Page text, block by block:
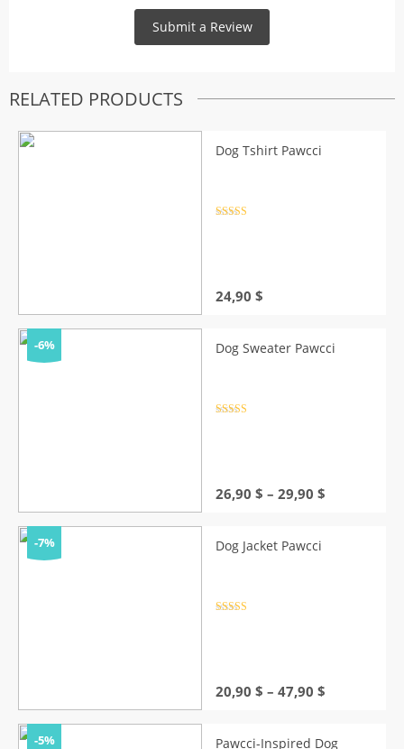
RELATED PRODUCTS
Dog Tshirt Pawcci
24,90 $
-6% Dog Sweater Pawcci
26,90 $ – 29,90 $
-7% Dog Jacket Pawcci
20,90 $ – 47,90 $
through
-5%
Pawcci-Inspired Dog